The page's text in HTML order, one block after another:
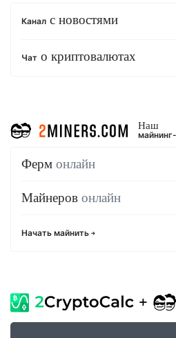
Канал с новостями
Чат о криптовалютах
Наш
Ферм онлайн
Майнеров онлайн
Начать майнить